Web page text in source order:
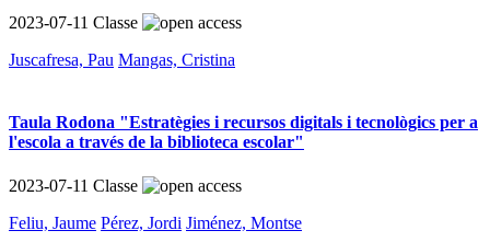
2023-07-11 Classe
Juscafresa, Pau Mangas, Cristina
Taula Rodona "Estratègies i recursos digitals i tecnològics per a
l'escola a través de la biblioteca escolar"
2023-07-11 Classe
Feliu, Jaume Pérez, Jordi Jiménez, Montse